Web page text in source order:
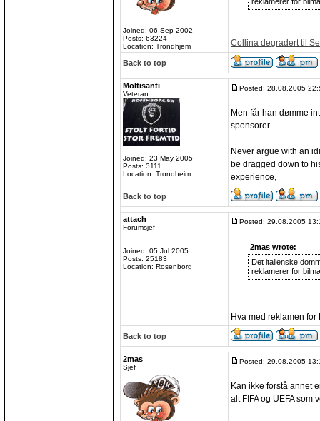
Joined: 06 Sep 2002
Posts: 63224
Location: Trondhjem
Collina degradert til
Back to top
Moltisanti
Veteran
Joined: 23 May 2005
Posts: 3111
Location: Trondheim
Posted: 28.08.2005
Men får han dømme
sponsorer...
Never argue with an
be dragged down to
experience,
Back to top
attach
Forumsjef
Joined: 05 Jul 2005
Posts: 25183
Location: Rosenborg
Posted: 29.08.2005
2mas wrote:
Det italienske
reklamerer for
Hva med reklamen
Back to top
2mas
Sjef
Posted: 29.08.2005
Kan ikke forstå annet
alt FIFA og UEFA som